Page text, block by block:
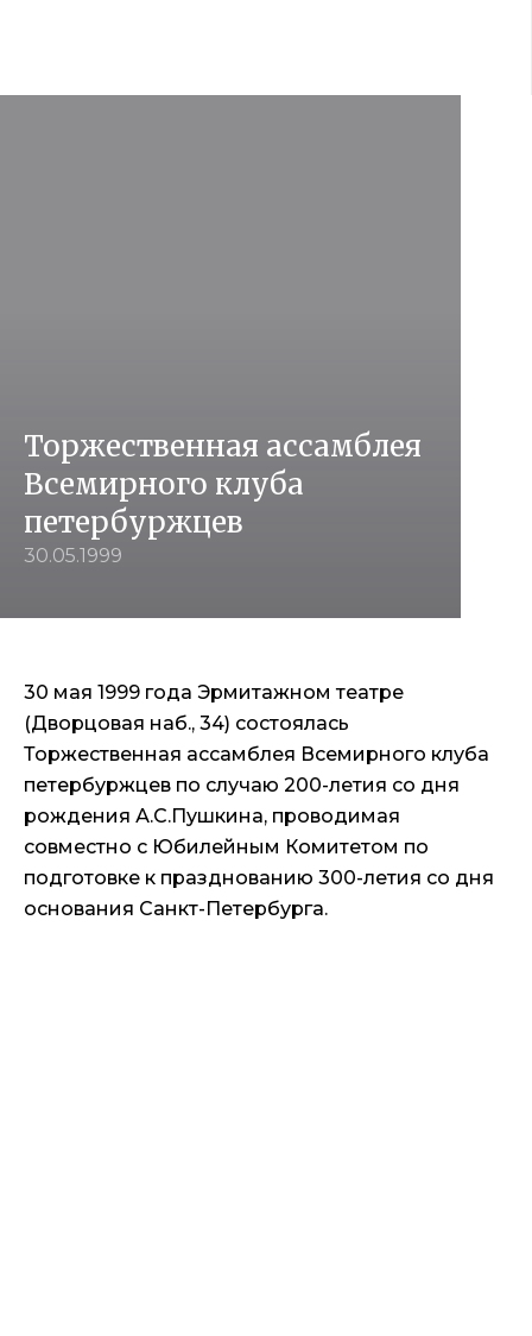
Торжественная ассамблея
Всемирного клуба
петербуржцев
30.05.1999
30 мая 1999 года Эрмитажном театре
(Дворцовая наб., 34) состоялась
Торжественная ассамблея Всемирного клуба
петербуржцев по случаю 200-летия со дня
рождения А.С.Пушкина, проводимая
совместно с Юбилейным Комитетом по
подготовке к празднованию 300-летия со дня
основания Санкт-Петербурга.